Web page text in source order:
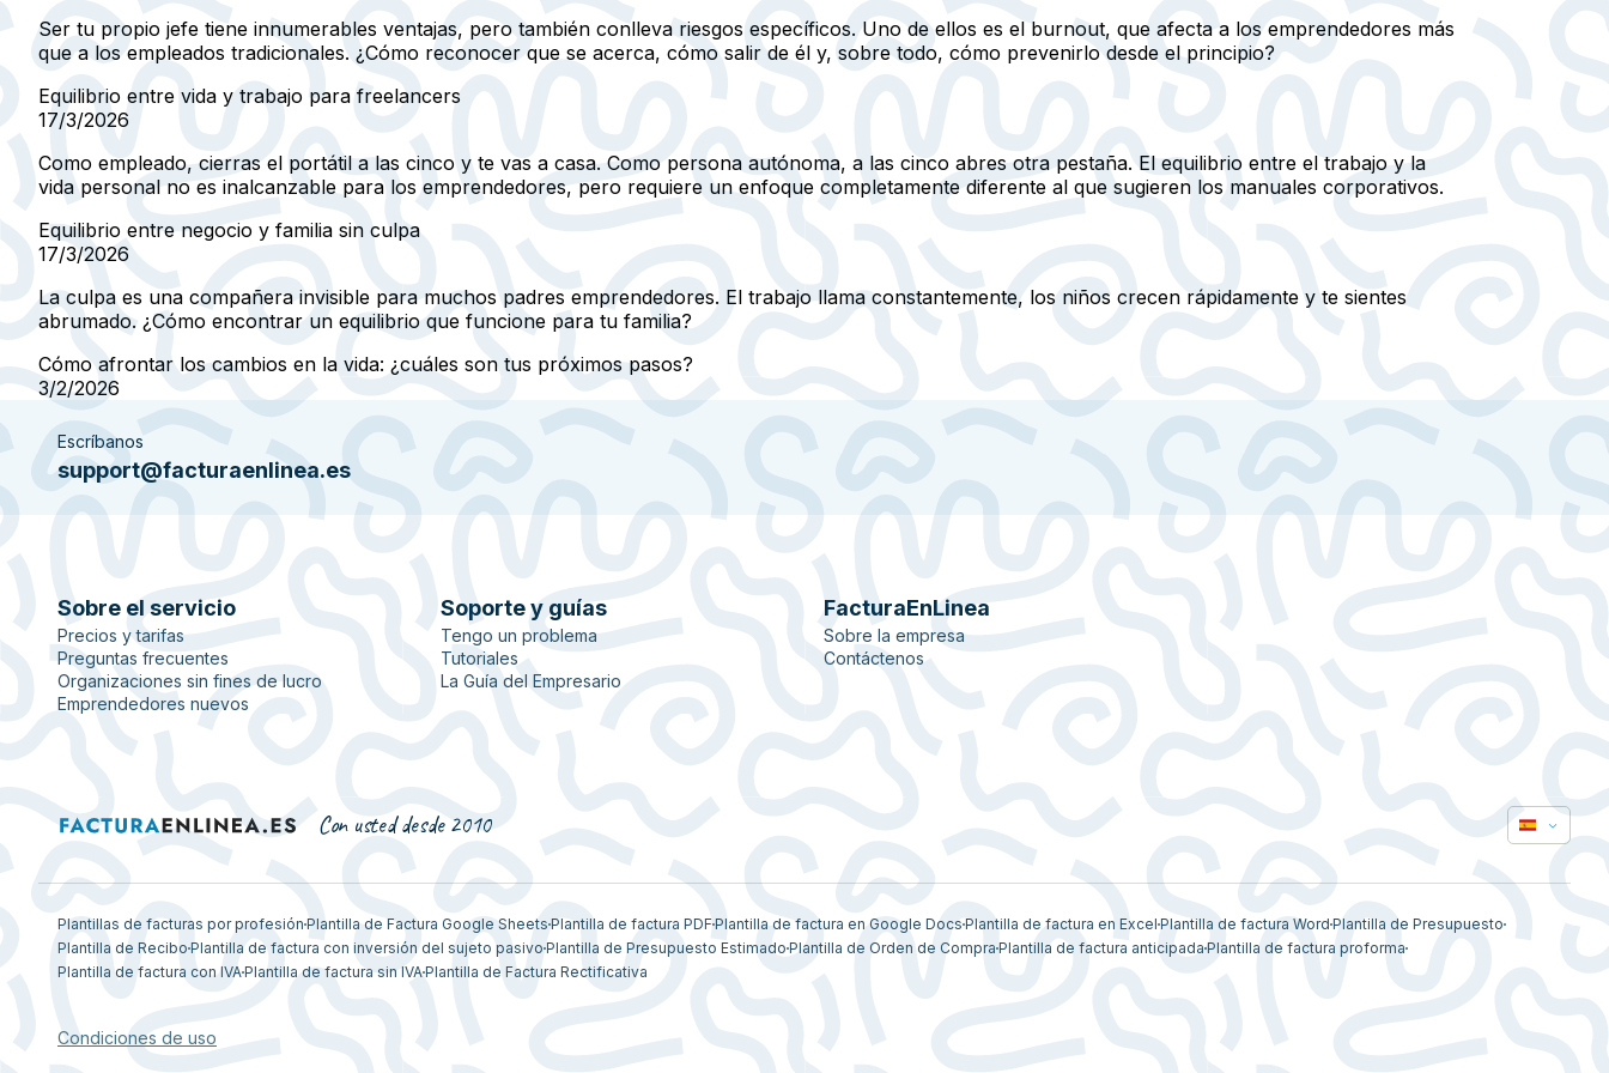
Ser tu propio jefe tiene innumerables ventajas, pero también conlleva riesgos específicos. Uno de ellos es el burnout, que afecta a los emprendedores más
que a los empleados tradicionales. ¿Cómo reconocer que se acerca, cómo salir de él y, sobre todo, cómo prevenirlo desde el principio?
Equilibrio entre vida y trabajo para freelancers
17/3/2026
Como empleado, cierras el portátil a las cinco y te vas a casa. Como persona autónoma, a las cinco abres otra pestaña. El equilibrio entre el trabajo y la
vida personal no es inalcanzable para los emprendedores, pero requiere un enfoque completamente diferente al que sugieren los manuales corporativos.
Equilibrio entre negocio y familia sin culpa
17/3/2026
La culpa es una compañera invisible para muchos padres emprendedores. El trabajo llama constantemente, los niños crecen rápidamente y te sientes
abrumado. ¿Cómo encontrar un equilibrio que funcione para tu familia?
Cómo afrontar los cambios en la vida: ¿cuáles son tus próximos pasos?
3/2/2026
Escríbanos
support@facturaenlinea.es
Sobre el servicio
Precios y tarifas
Preguntas frecuentes
Organizaciones sin fines de lucro
Emprendedores nuevos
Soporte y guías
Tengo un problema
Tutoriales
La Guía del Empresario
FacturaEnLinea
Sobre la empresa
Contáctenos
Con usted desde 2010
Plantillas de facturas por profesión Plantilla de Factura Google Sheets Plantilla de factura PDFPlantilla de factura en Google Docs Plantilla de factura en Excel Plantilla de factura Word Plantilla de Presupuesto
Plantilla de Recibo Plantilla de factura con inversión del sujeto pasivo Plantilla de Presupuesto Estimado Plantilla de Orden de Compra Plantilla de factura anticipada Plantilla de factura proforma
Plantilla de factura con IVAPlantilla de factura sin IVAPlantilla de Factura Rectificativa
Condiciones de uso